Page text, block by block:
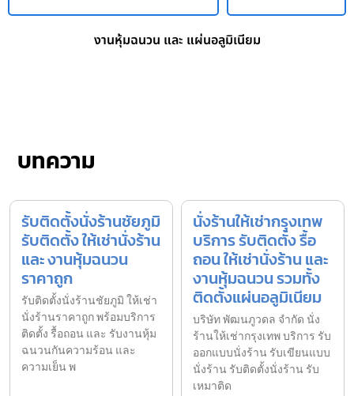
งานหุ้มฉนวน และ แผ่นอลูมิเนียม
บทความ
รับติดตั้งนั่งร้านชัยภูมิ
รับติดตั้ง ให้เช่านั่งร้าน
และ งานหุ้มฉนวน
ราคาถูก
รับติดตั้งนั่งร้านชัยภูมิ ให้เช่า
นั่งร้านราคาถูก พร้อมบริการ
ติดตั้ง รื้อถอน และ รับงานหุ้ม
ฉนวนกันความร้อน และ
ความเย็น พ
นั่งร้านให้เช่ากรุงเทพ
บริการ รับติดตั้ง รื้อ
ถอน ให้เช่านั่งร้าน และ
งานหุ้มฉนวน รวมทั้ง
ติดตั้งแผ่นอลูมิเนียม
บริษัท พัฒนภูวดล จำกัด นั่ง
ร้านให้เช่ากรุงเทพ บริการ รับ
ออกแบบนั่งร้าน รับเขียนแบบ
นั่งร้าน รับติดตั้งนั่งร้าน รับ
เหมาติด